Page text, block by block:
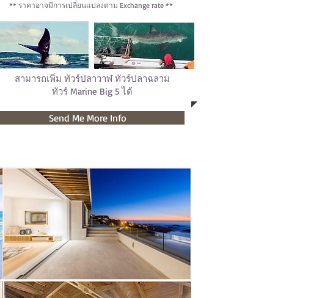
** ราคาอาจมีการเปลี่ยนแปลงตาม Exchange rate **
สามารถเพิ่ม ทัวร์ปลาวาฬ ทัวร์ปลาฉลาม
ทัวร์ Marine Big 5 ได้
Send Me More Info